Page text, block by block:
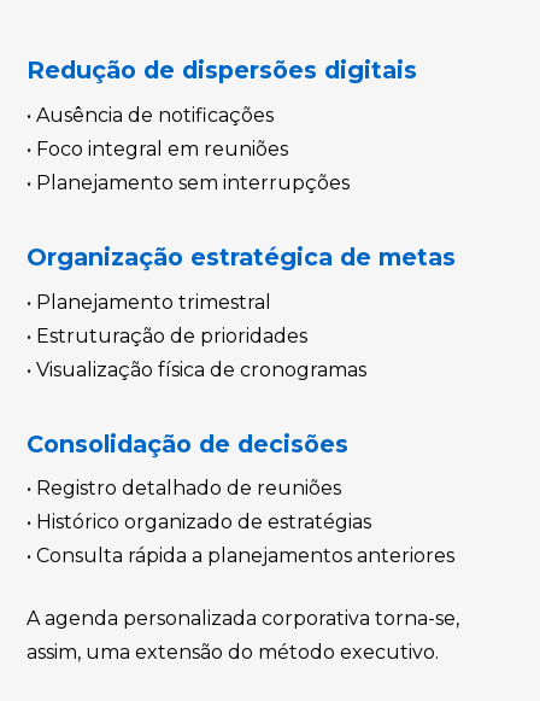
Redução de dispersões digitais
• Ausência de notificações
• Foco integral em reuniões
• Planejamento sem interrupções
Organização estratégica de metas
• Planejamento trimestral
• Estruturação de prioridades
• Visualização física de cronogramas
Consolidação de decisões
• Registro detalhado de reuniões
• Histórico organizado de estratégias
• Consulta rápida a planejamentos anteriores
A agenda personalizada corporativa torna-se,
assim, uma extensão do método executivo.